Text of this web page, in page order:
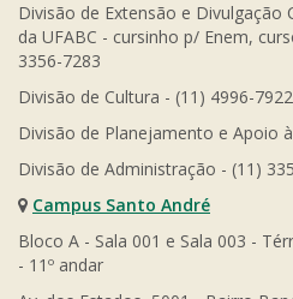
Divisão de Extensão e Divulgação
da UFABC - cursinho p/ Enem,
3356-7283
Divisão de Cultura - (11) 4996-7922
Divisão de Planejamento e Apoio
Divisão de Administração - (11)
Campus Santo André
Bloco A - Sala 001 e Sala 003 -
- 11º andar